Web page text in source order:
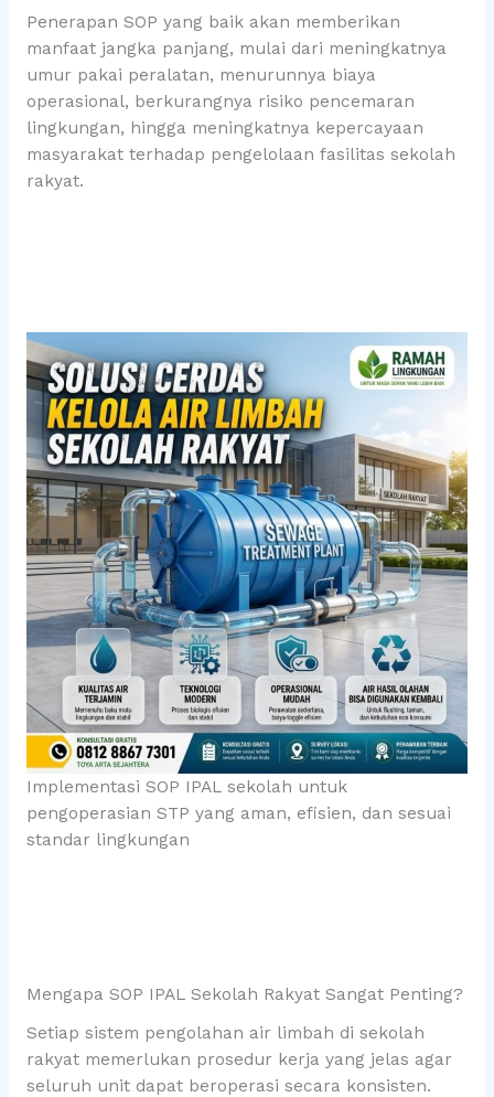
Penerapan SOP yang baik akan memberikan
manfaat jangka panjang, mulai dari meningkatnya
umur pakai peralatan, menurunnya biaya
operasional, berkurangnya risiko pencemaran
lingkungan, hingga meningkatnya kepercayaan
masyarakat terhadap pengelolaan fasilitas sekolah
rakyat.
Implementasi SOP IPAL sekolah untuk
pengoperasian STP yang aman, efisien, dan sesuai
standar lingkungan
Mengapa SOP IPAL Sekolah Rakyat Sangat Penting?
Setiap sistem pengolahan air limbah di sekolah
rakyat memerlukan prosedur kerja yang jelas agar
seluruh unit dapat beroperasi secara konsisten.